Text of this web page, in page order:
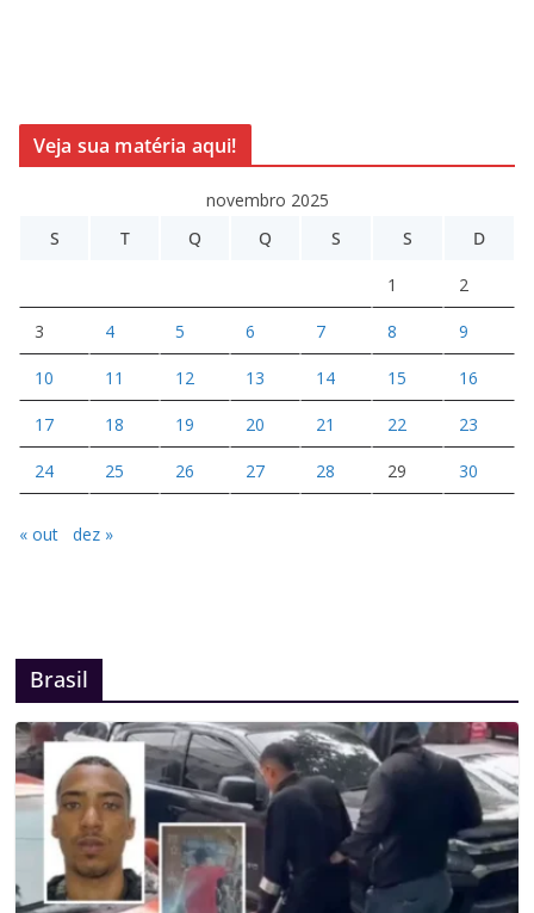
Veja sua matéria aqui!
novembro 2025
S
T Q Q S S D
1 2
3 4 5 6 7 8 9
10 11 12 13 14 15 16
17 18 19 20 21 22 23
24 25 26 27 28 29 30
« out dez »
Brasil